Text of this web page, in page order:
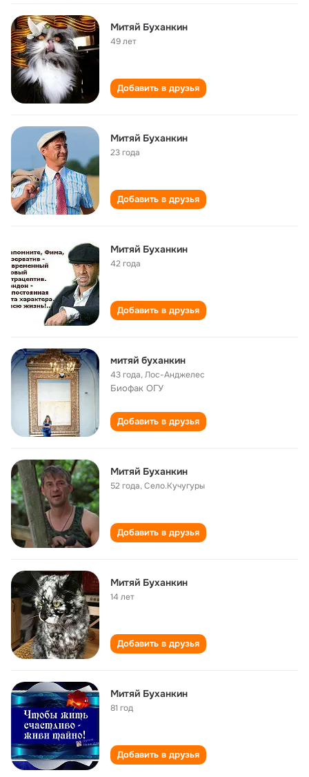
Митяй Буханкин
49 лет
Добавить в друзья
Митяй Буханкин
23 года
Добавить в друзья
Митяй Буханкин
42 года
Добавить в друзья
митяй буханкин
43 года,Лос-Анджелес
Биофак ОГУ
Добавить в друзья
Митяй Буханкин
52 года,Село.Кучугуры
Добавить в друзья
Митяй Буханкин
14 лет
Добавить в друзья
Митяй Буханкин
81 год
Добавить в друзья